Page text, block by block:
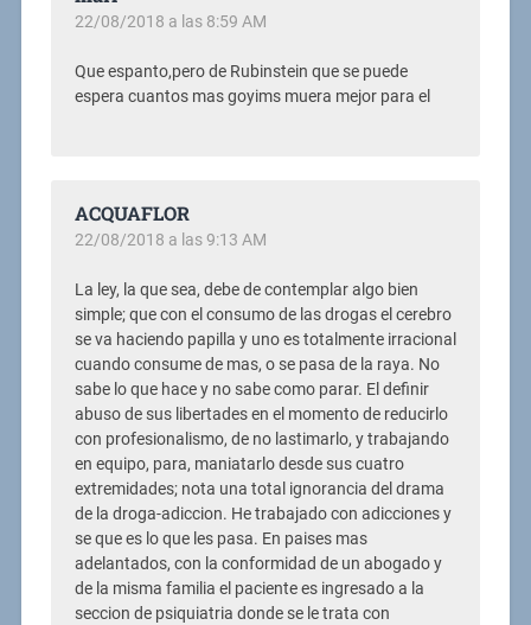
22/08/2018 a las 8:59 AM
Que espanto,pero de Rubinstein que se puede
espera cuantos mas goyims muera mejor para el
ACQUAFLOR
22/08/2018 a las 9:13 AM
La ley, la que sea, debe de contemplar algo bien
simple; que con el consumo de las drogas el cerebro
se va haciendo papilla y uno es totalmente irracional
cuando consume de mas, o se pasa de la raya. No
sabe lo que hace y no sabe como parar. El definir
abuso de sus libertades en el momento de reducirlo
con profesionalismo, de no lastimarlo, y trabajando
en equipo, para, maniatarlo desde sus cuatro
extremidades; nota una total ignorancia del drama
de la droga-adiccion. He trabajado con adicciones y
se que es lo que les pasa. En paises mas
adelantados, con la conformidad de un abogado y
de la misma familia el paciente es ingresado a la
seccion de psiquiatria donde se le trata con